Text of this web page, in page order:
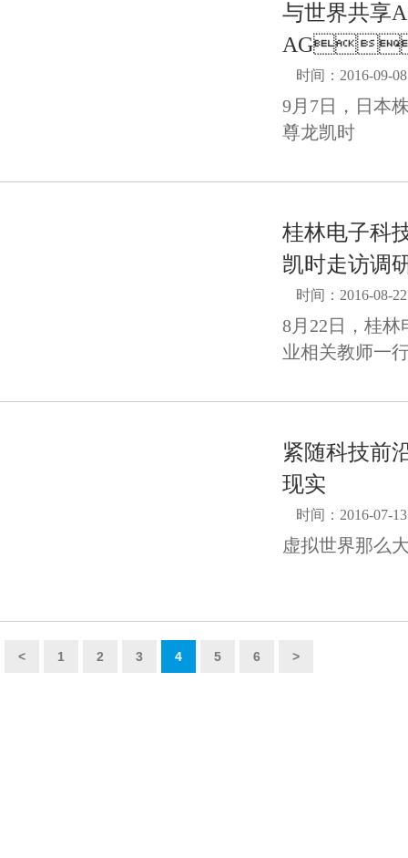
与世界共享
时间：2016-09-08
9月7日，日本
尊龙凯时
桂林电子科
凯时走访调
时间：2016-08-22
8月22日，桂
业相关教师一
紧随科技
现实
时间：2016-07-13
虚拟世界那么
< 1 2 3 4 5 6 >